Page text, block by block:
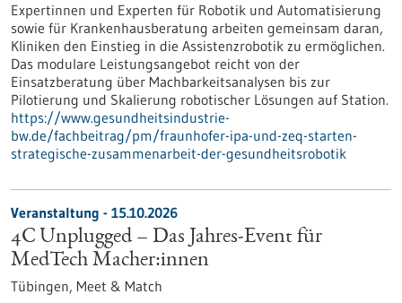
Expertinnen und Experten für Robotik und Automatisierung
sowie für Krankenhausberatung arbeiten gemeinsam daran,
Kliniken den Einstieg in die Assistenzrobotik zu ermöglichen.
Das modulare Leistungsangebot reicht von der
Einsatzberatung über Machbarkeitsanalysen bis zur
Pilotierung und Skalierung robotischer Lösungen auf Station.
https://www.gesundheitsindustrie-
bw.de/fachbeitrag/pm/fraunhofer-ipa-und-zeq-starten-
strategische-zusammenarbeit-der-gesundheitsrobotik
Veranstaltung - 15.10.2026
4C Unplugged – Das Jahres‑Event für
MedTech Macher:innen
Tübingen, Meet & Match